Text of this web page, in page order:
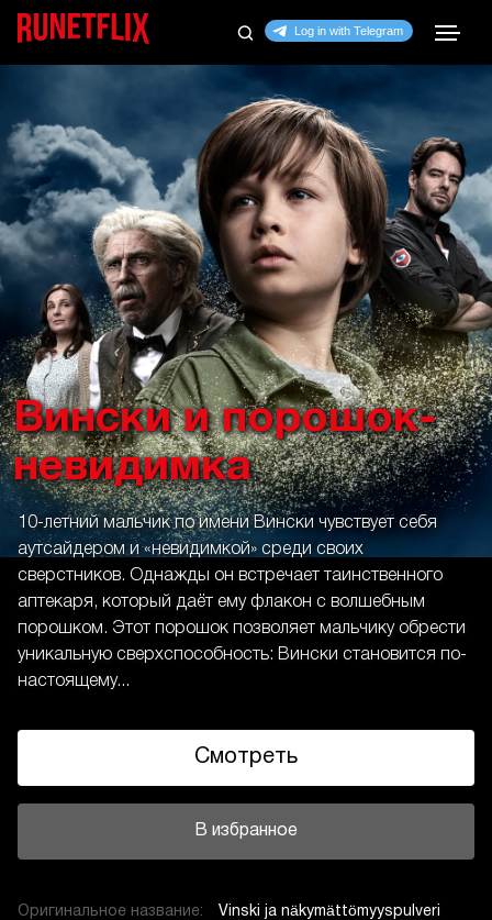
Вински и порошок-
невидимка
10-летний мальчик по имени Вински чувствует себя
аутсайдером и «невидимкой» среди своих
сверстников. Однажды он встречает таинственного
аптекаря, который даёт ему флакон с волшебным
порошком. Этот порошок позволяет мальчику обрести
уникальную сверхспособность: Вински становится по-
настоящему...
Смотреть
В избранное
Оригинальное название: Vinski ja näkymättömyyspulveri